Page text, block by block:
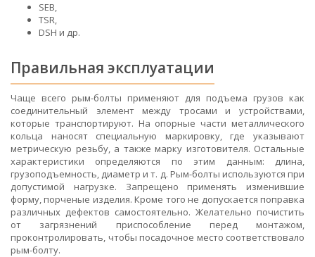
SEB,
TSR,
DSH и др.
Правильная эксплуатации
Чаще всего рым-болты применяют для подъема грузов как
соединительный элемент между тросами и устройствами,
которые транспортируют. На опорные части металлического
кольца наносят специальную маркировку, где указывают
метрическую резьбу, а также марку изготовителя. Остальные
характеристики определяются по этим данным: длина,
грузоподъемность, диаметр и т. д. Рым-болты используются при
допустимой нагрузке. Запрещено применять изменившие
форму, порченые изделия. Кроме того не допускается поправка
различных дефектов самостоятельно. Желательно почистить
от загрязнений приспособление перед монтажом,
проконтролировать, чтобы посадочное место соответствовало
рым-болту.